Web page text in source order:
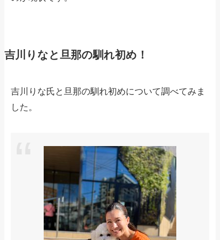
吉川りなと旦那の馴れ初め！
吉川りな氏と旦那の馴れ初めについて調べてみま
した。